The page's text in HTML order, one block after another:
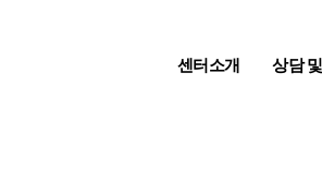
센터소개 상담